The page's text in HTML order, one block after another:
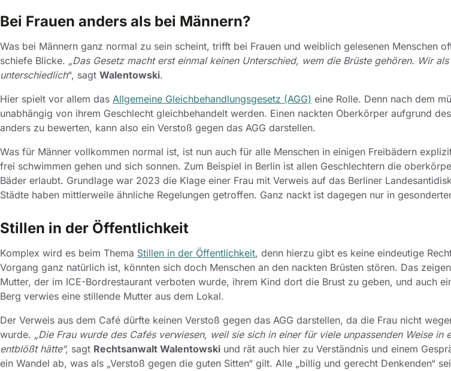
Bei Frauen anders als bei Männern?
Was bei Männern ganz normal zu sein scheint, trifft bei Frauen und weiblich gelesenen Menschen
schiefe Blicke. „Das Gesetz macht erst einmal keinen Unterschied, wem die Brüste gehören. Wir
unterschiedlich“, sagt Walentowski.
Hier spielt vor allem das Allgemeine Gleichbehandlungsgesetz (AGG) eine Rolle. Denn nach dem
unabhängig von ihrem Geschlecht gleichbehandelt werden. Einen nackten Oberkörper aufgrund
anders zu bewerten, kann also ein Verstoß gegen das AGG darstellen.
Was für Männer vollkommen normal ist, ist nun auch für alle Menschen in einigen Freibädern
frei schwimmen gehen und sich sonnen. Zum Beispiel in Berlin ist allen Geschlechtern die
Bäder erlaubt. Grundlage war 2023 die Klage einer Frau mit Verweis auf das Berliner
Städte haben mittlerweile ähnliche Regelungen getroffen. Ganz nackt ist dagegen nur in
Stillen in der Öffentlichkeit
Komplex wird es beim Thema Stillen in der Öffentlichkeit, denn hierzu gibt es keine eindeutige
Vorgang ganz natürlich ist, könnten sich doch Menschen an den nackten Brüsten stören. Das
Mutter, der im ICE-Bordrestaurant verboten wurde, ihrem Kind dort die Brust zu geben, und auch
Berg verwies eine stillende Mutter aus dem Lokal.
Der Verweis aus dem Café dürfte keinen Verstoß gegen das AGG darstellen, da die Frau nicht
wurde. „Die Frau wurde des Cafés verwiesen, weil sie sich in einer für viele unpassenden Weise in
entblößt hätte“, sagt Rechtsanwalt Walentowski und rät auch hier zu Verständnis und einem
ein Wandel ab, was als „Verstoß gegen die guten Sitten“ gilt. Alle „billig und gerecht Denkenden“